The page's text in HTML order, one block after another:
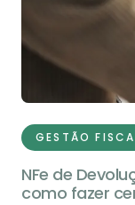
GESTÃO
NFe de
como fazer